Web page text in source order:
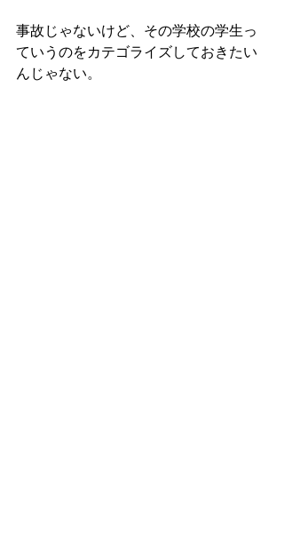
事故じゃないけど、その学校の学生っ
ていうのをカテゴライズしておきたい
んじゃない。